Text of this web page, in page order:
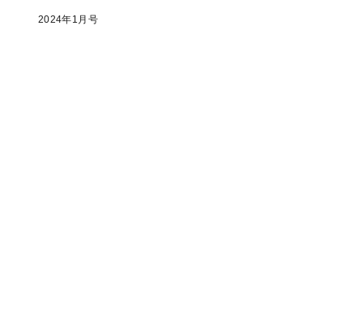
2024年1月号